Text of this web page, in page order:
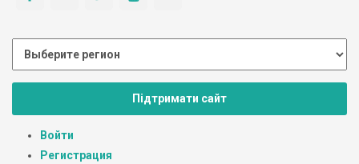
Підтримати сайт
Войти
Регистрация